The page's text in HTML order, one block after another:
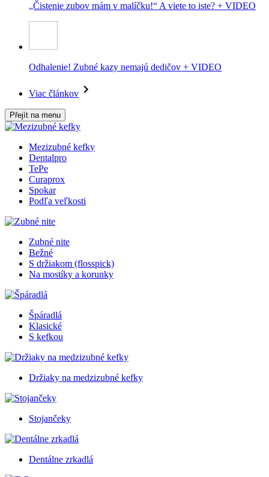
„Čistenie zubov mám v malíčku!“ A viete to iste? + VIDEO
Odhalenie! Zubné kazy nemajú dedičov + VIDEO
Viac článkov
Přejít na menu
Mezizubné kefky
Dentalpro
TePe
Curaprox
Spokar
Podľa veľkosti
Zubné nite
Bežné
S držiakom (flosspick)
Na mostíky a korunky
Špáradlá
Klasické
S kefkou
Držiaky na medzizubné kefky
Stojančeky
Dentálne zrkadlá